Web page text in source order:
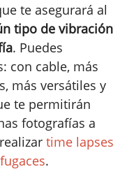
te asegurará al
tipo de vibración
. Puedes
con cable, más
más versátiles y
te permitirán
fotografías a
time lapses
.